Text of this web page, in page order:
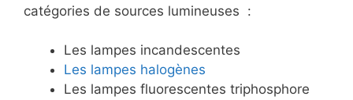
catégories de sources lumineuses :
Les lampes incandescentes
Les lampes halogènes
Les lampes fluorescentes triphosphore